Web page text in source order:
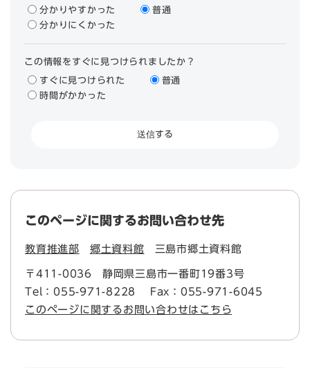
分かりやすかった
普通
分かりにくかった
この情報をすぐに見つけられましたか？
すぐに見つけられた
普通
時間がかかった
このページに関するお問い合わせ先
教育推進部 郷土資料館 三島市郷土資料館
〒411-0036
静岡県三島市一番町19番3号
Tel：055-971-8228
Fax：055-971-6045
このページに関するお問い合わせはこちら